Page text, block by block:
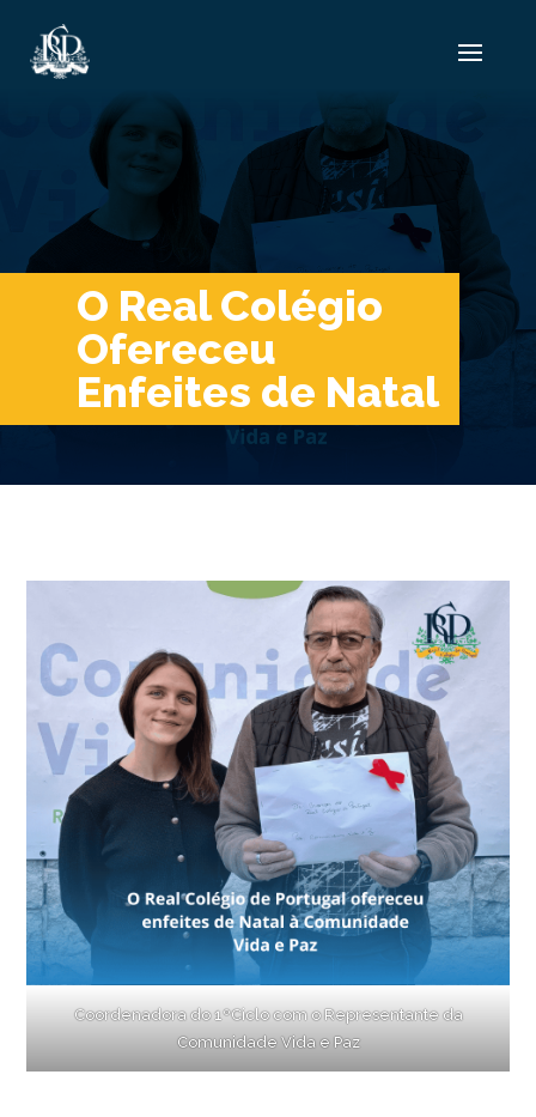
O Real Colégio
Ofereceu
Enfeites de Natal
Coordenadora do 1ºCiclo com o Representante da
Comunidade Vida e Paz